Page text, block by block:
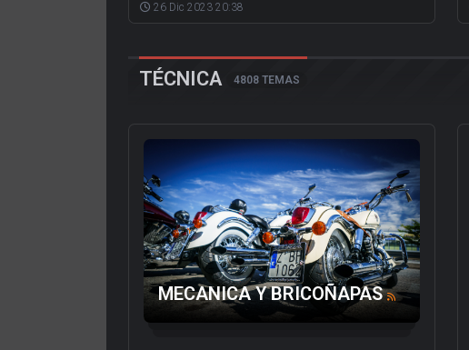
26 Dic 2023 20:38
TÉCNICA 4808 TEMAS
MECANICA Y BRICOÑAPAS